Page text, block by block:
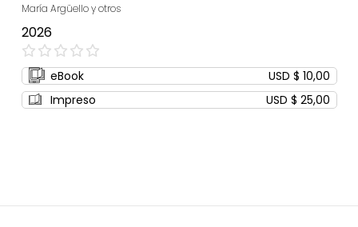
María Argüello y otros
2026
0%
eBook
USD $ 10,00
Impreso
USD $ 25,00